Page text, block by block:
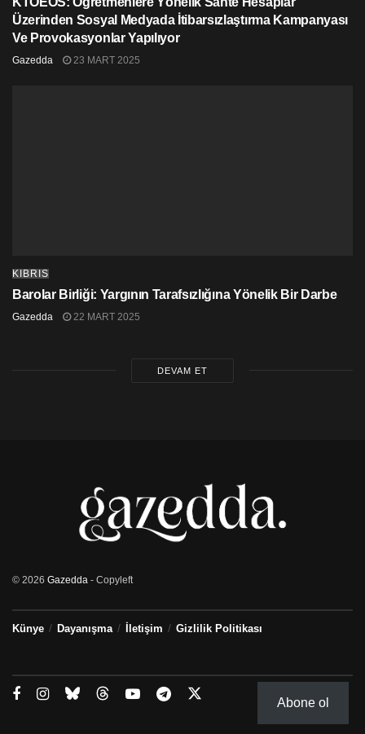
Üzerinden Sosyal Medyada İtibarsızlaştırma Kampanyası
Ve Provokasyonlar Yapılıyor
Gazedda 23 MART 2025
KIBRIS
Barolar Birliği: Yargının Tarafsızlığına Yönelik Bir Darbe
Gazedda 22 MART 2025
DEVAM ET
© 2026 Gazedda - Copyleft
Künye Dayanışma İletişim Gizlilik Politikası
Abone ol